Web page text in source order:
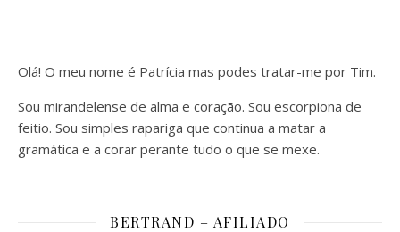
Olá! O meu nome é Patrícia mas podes tratar-me por Tim.
Sou mirandelense de alma e coração. Sou escorpiona de
feitio. Sou simples rapariga que continua a matar a
gramática e a corar perante tudo o que se mexe.
BERTRAND – AFILIADO